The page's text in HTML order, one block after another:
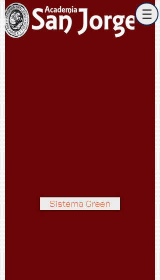
Sistema Green